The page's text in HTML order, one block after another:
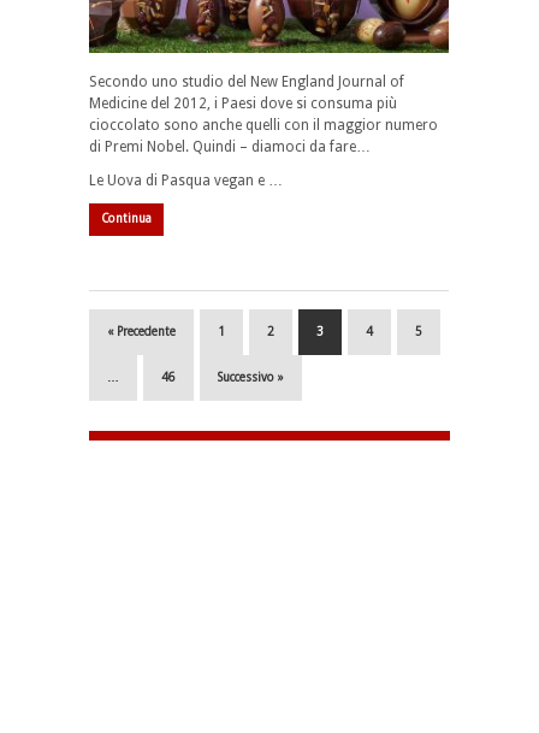
Secondo uno studio del New England Journal of
Medicine del 2012, i Paesi dove si consuma più
cioccolato sono anche quelli con il maggior numero
di Premi Nobel. Quindi – diamoci da fare…
Le Uova di Pasqua vegan e …
Continua
« Precedente 1 2 3 4 5
46 Successivo »